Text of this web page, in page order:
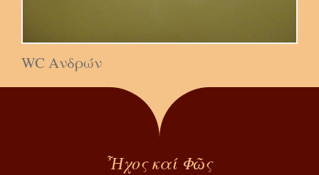
WC Ανδρών
Ἦχος καί Φῶς